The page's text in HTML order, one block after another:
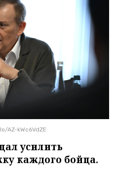
AZ-kWc6VdZE
усилить
каждого бойца.